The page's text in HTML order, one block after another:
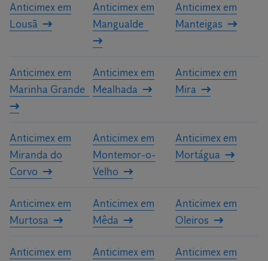
Anticimex em
Lousã
Anticimex em
Mangualde
Anticimex em
Manteigas
Anticimex em
Marinha Grande
Anticimex em
Mealhada
Anticimex em
Mira
Anticimex em
Miranda do
Corvo
Anticimex em
Montemor-o-
Velho
Anticimex em
Mortágua
Anticimex em
Murtosa
Anticimex em
Mêda
Anticimex em
Oleiros
Anticimex em
Anticimex em
Anticimex em